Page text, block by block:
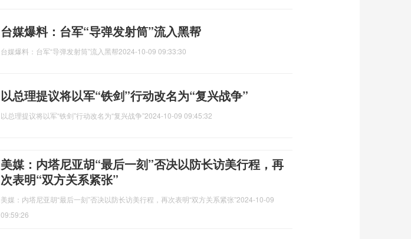
台媒爆料：台军“导弹发射筒”流入黑帮
台媒爆料：台军“导弹发射筒”流入黑帮2024-10-09 09:33:30
以总理提议将以军“铁剑”行动改名为“复兴战争”
以总理提议将以军“铁剑”行动改名为“复兴战争”2024-10-09 09:45:32
美媒：内塔尼亚胡“最后一刻”否决以防长访美行程，再
次表明“双方关系紧张”
美媒：内塔尼亚胡“最后一刻”否决以防长访美行程，再次表明“双方关系紧张”2024-10-09
09:59:26